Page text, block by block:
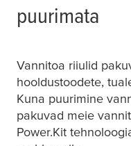
puurimata
Vannitoa riiulid
hooldustoodete,
Kuna puurimine
pakuvad meie
Power.Kit